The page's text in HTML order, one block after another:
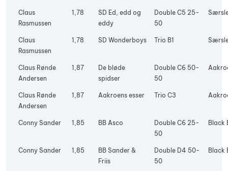
Claus
Rasmussen
1,78
SD Ed, edd og
eddy
Double C5 25-
50
Claus
Rasmussen
1,78 SD Wonderboys Trio B1
Claus Rønde
Andersen
1,87
De bløde
spidser
Double C6 50-
50
Claus Rønde
Andersen
1,87 Aakroens esser Trio C3
Conny Sander 1,85 BB Asco
Double C6 25-
50
Black
Conny Sander 1,85
BB Sander &
Friis
Double D4 50-
50
Black